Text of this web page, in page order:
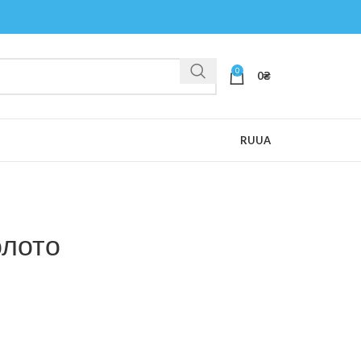
0 0₴
RUUA